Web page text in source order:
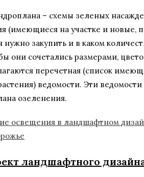
– схемы зеленых
(имеющиеся на участке и новые,
закупить и в каком
они сочетались размерами,
перечетная (список
ведомости. Эти
озеленения.
ландшафтного